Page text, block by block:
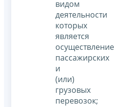
видом
деятельности
которых
является
осуществление
пассажирских
и
(или)
грузовых
перевозок;